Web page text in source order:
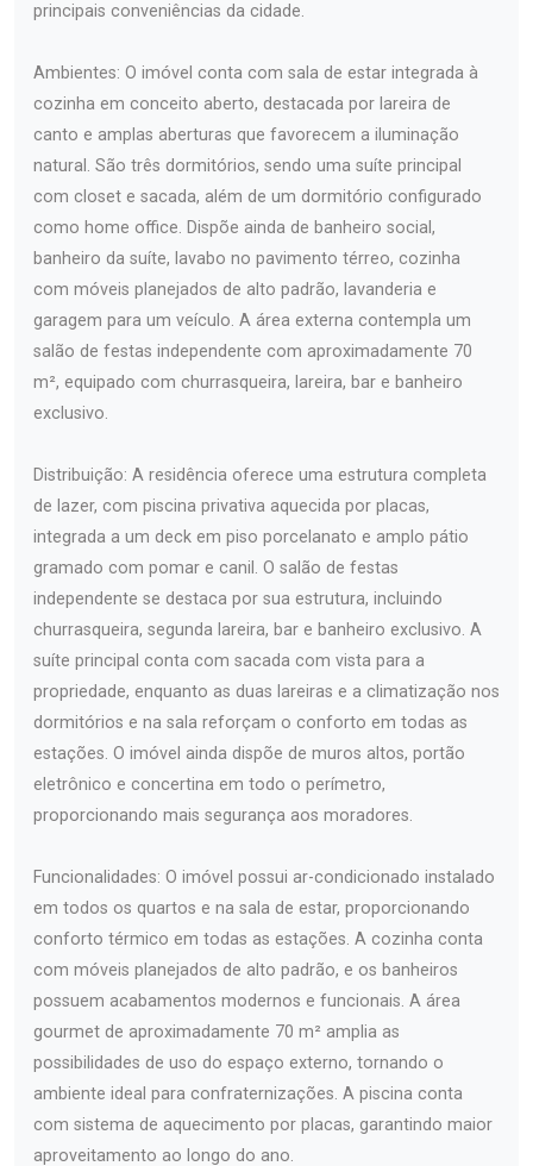
principais conveniências da cidade.
Ambientes: O imóvel conta com sala de estar integrada à
cozinha em conceito aberto, destacada por lareira de
canto e amplas aberturas que favorecem a iluminação
natural. São três dormitórios, sendo uma suíte principal
com closet e sacada, além de um dormitório configurado
como home office. Dispõe ainda de banheiro social,
banheiro da suíte, lavabo no pavimento térreo, cozinha
com móveis planejados de alto padrão, lavanderia e
garagem para um veículo. A área externa contempla um
salão de festas independente com aproximadamente 70
m², equipado com churrasqueira, lareira, bar e banheiro
exclusivo.
Distribuição: A residência oferece uma estrutura completa
de lazer, com piscina privativa aquecida por placas,
integrada a um deck em piso porcelanato e amplo pátio
gramado com pomar e canil. O salão de festas
independente se destaca por sua estrutura, incluindo
churrasqueira, segunda lareira, bar e banheiro exclusivo. A
suíte principal conta com sacada com vista para a
propriedade, enquanto as duas lareiras e a climatização nos
dormitórios e na sala reforçam o conforto em todas as
estações. O imóvel ainda dispõe de muros altos, portão
eletrônico e concertina em todo o perímetro,
proporcionando mais segurança aos moradores.
Funcionalidades: O imóvel possui ar-condicionado instalado
em todos os quartos e na sala de estar, proporcionando
conforto térmico em todas as estações. A cozinha conta
com móveis planejados de alto padrão, e os banheiros
possuem acabamentos modernos e funcionais. A área
gourmet de aproximadamente 70 m² amplia as
possibilidades de uso do espaço externo, tornando o
ambiente ideal para confraternizações. A piscina conta
com sistema de aquecimento por placas, garantindo maior
aproveitamento ao longo do ano.